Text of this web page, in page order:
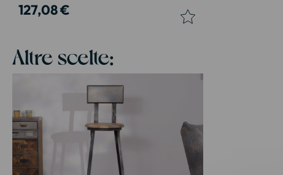
127,08 €
Altre scelte: